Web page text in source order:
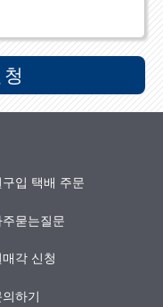
구입 택배 주문
주묻는질문
매각 신청
의하기